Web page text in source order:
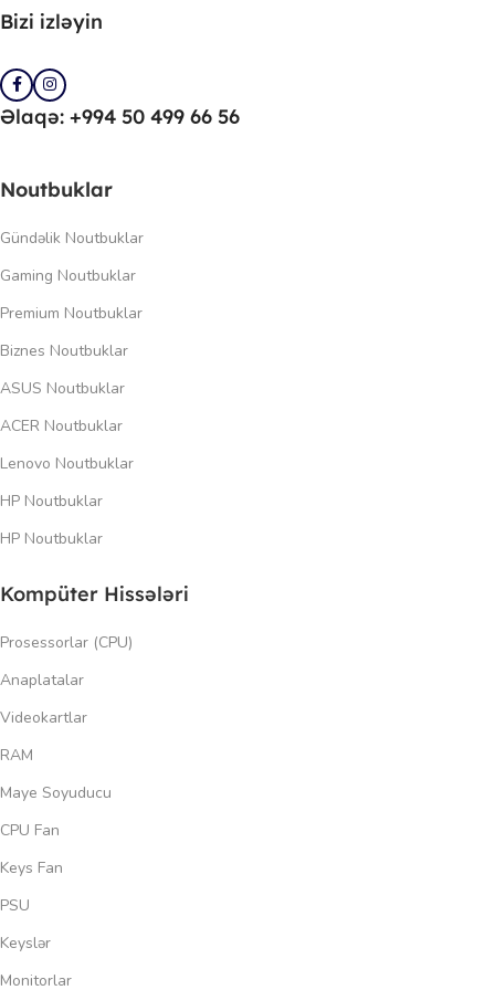
Bizi izləyin
Əlaqə: +994 50 499 66 56
Noutbuklar
Gündəlik Noutbuklar
Gaming Noutbuklar
Premium Noutbuklar
Biznes Noutbuklar
ASUS Noutbuklar
ACER Noutbuklar
Lenovo Noutbuklar
HP Noutbuklar
HP Noutbuklar
Kompüter Hissələri
Prosessorlar (CPU)
Anaplatalar
Videokartlar
RAM
Maye Soyuducu
CPU Fan
Keys Fan
PSU
Keyslər
Monitorlar